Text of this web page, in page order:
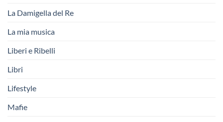
La Damigella del Re
La mia musica
Liberi e Ribelli
Libri
Lifestyle
Mafie